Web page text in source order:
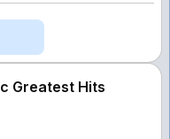
Greatest Hits